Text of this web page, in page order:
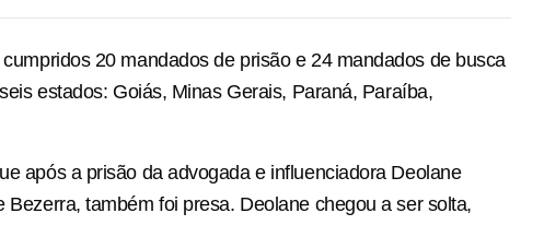
20 mandados de prisão e 24 mandados de busca
estados: Goiás, Minas Gerais, Paraná, Paraíba,
após a prisão da advogada e influenciadora Deolane
Bezerra, também foi presa. Deolane chegou a ser solta,